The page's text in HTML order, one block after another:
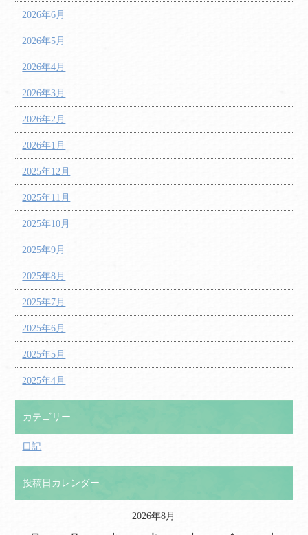
2026年6月
2026年5月
2026年4月
2026年3月
2026年2月
2026年1月
2025年12月
2025年11月
2025年10月
2025年9月
2025年8月
2025年7月
2025年6月
2025年5月
2025年4月
カテゴリー
日記
投稿日カレンダー
2026年8月